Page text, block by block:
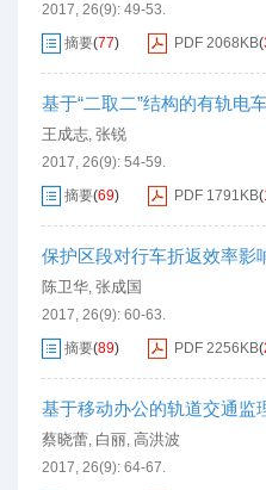
2017, 26(9): 49-53.
摘要(77) PDF 2068KB(
基于“二取二”结构的有轨电
王成志, 张锐
2017, 26(9): 54-59.
摘要(69) PDF 1791KB(
保护区段对行车折返效率影
陈卫华, 张成国
2017, 26(9): 60-63.
摘要(89) PDF 2256KB(
基于移动办公的轨道交通监
蔡晓蕾 白丽 高洪波
2017, 26(9): 64-67.